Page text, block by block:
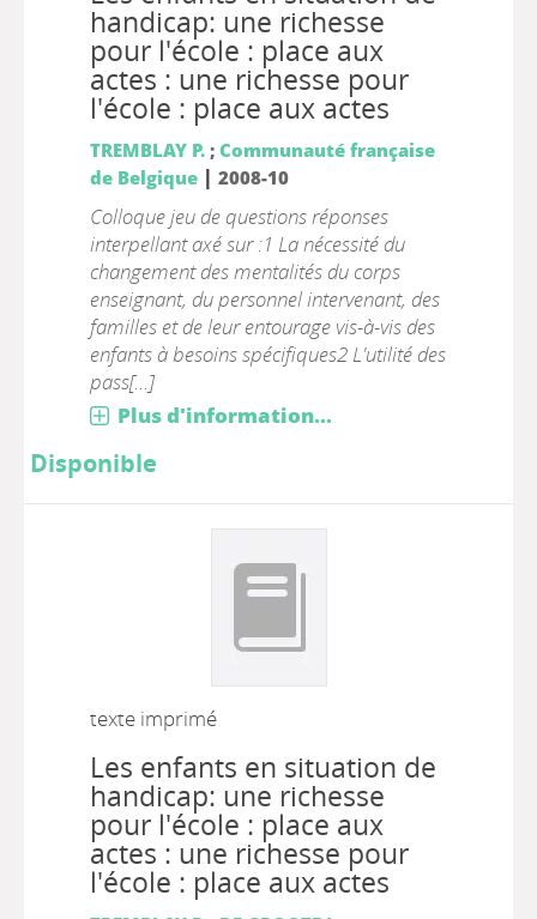
handicap: une richesse
pour l'école : place aux
actes : une richesse pour
l'école : place aux actes
TREMBLAY P.; Communauté française
de Belgique | 2008-10
Colloque jeu de questions réponses
interpellant axé sur :1 La nécessité du
changement des mentalités du corps
enseignant, du personnel intervenant, des
familles et de leur entourage vis-à-vis des
enfants à besoins spécifiques2 L'utilité des
pass[...]
Plus d'information...
Disponible
texte imprimé
Les enfants en situation de
handicap: une richesse
pour l'école : place aux
actes : une richesse pour
l'école : place aux actes